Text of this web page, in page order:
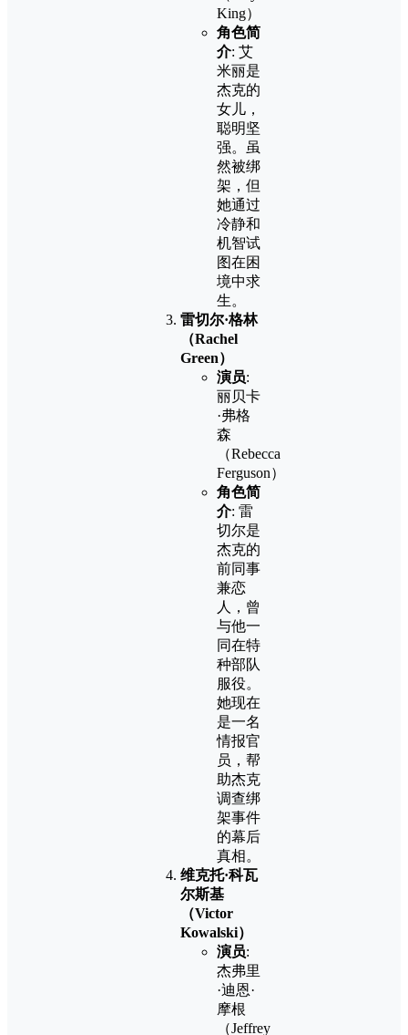
King）
角色简
介: 艾
米丽是
杰克的
女儿，
聪明坚
强。虽
然被绑
架，但
她通过
冷静和
机智试
图在困
境中求
生。
雷切尔·格林
（Rachel
Green）
演员:
丽贝卡
·弗格
森
（Rebecca
Ferguson）
角色简
介: 雷
切尔是
杰克的
前同事
兼恋
人，曾
与他一
同在特
种部队
服役。
她现在
是一名
情报官
员，帮
助杰克
调查绑
架事件
的幕后
真相。
维克托·科瓦
尔斯基
（Victor
Kowalski）
演员:
杰弗里
·迪恩·
摩根
（Jeffrey